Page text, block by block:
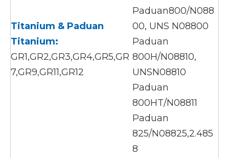
Titanium & Paduan
Titanium:
GR1,GR2,GR3,GR4,GR5,GR
7,GR9,GR11,GR12
Paduan800/N088
00, UNS N08800
Paduan
800H/N08810,
UNSN08810
Paduan
800HT/N08811
Paduan
825/N08825,2.485
8